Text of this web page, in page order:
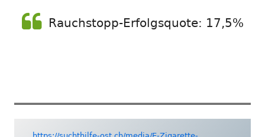
Rauchstopp-Erfolgsquote: 17,5%